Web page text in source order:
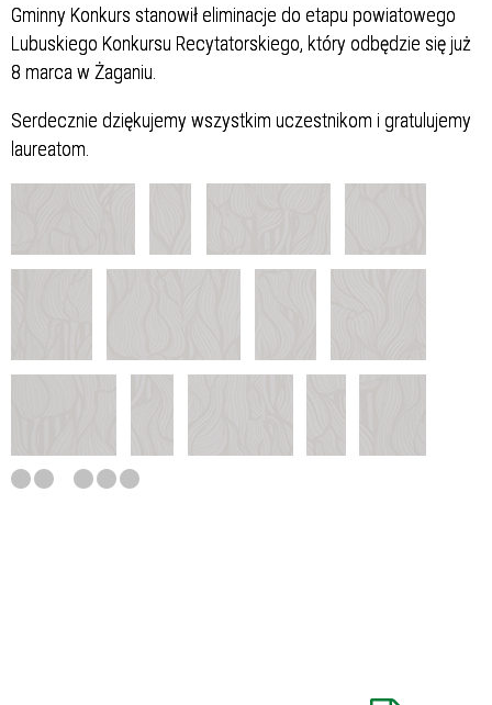
Gminny Konkurs stanowił eliminacje do etapu powiatowego
Lubuskiego Konkursu Recytatorskiego, który odbędzie się już
8 marca w Żaganiu.
Serdecznie dziękujemy wszystkim uczestnikom i gratulujemy
laureatom.